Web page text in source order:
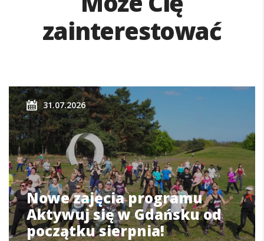
zainterestować
31.07.2026
Nowe zajęcia programu
Aktywuj się w Gdańsku od
początku sierpnia!